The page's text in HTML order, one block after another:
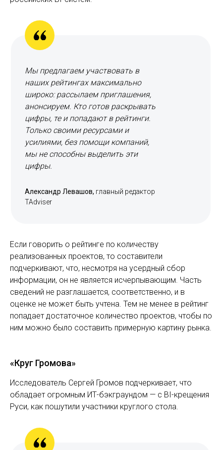
Мы предлагаем участвовать в
наших рейтингах максимально
широко: рассылаем приглашения,
анонсируем. Кто готов раскрывать
цифры, те и попадают в рейтинги.
Только своими ресурсами и
усилиями, без помощи компаний,
мы не способны выделить эти
цифры.
Александр Левашов, главный редактор
TAdviser
Если говорить о рейтинге по количеству
реализованных проектов, то составители
подчеркивают, что, несмотря на усердный сбор
информации, он не является исчерпывающим. Часть
сведений не разглашается, соответственно, и в
оценке не может быть учтена. Тем не менее в рейтинг
попадает достаточное количество проектов, чтобы по
ним можно было составить примерную картину рынка.
«Круг Громова»
Исследователь Сергей Громов подчеркивает, что
обладает огромным ИТ-бэкграундом — с BI-крещения
Руси, как пошутили участники круглого стола.